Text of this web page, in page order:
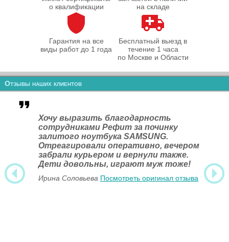
о квалификации
на складе
Гарантия на все
виды работ до 1 года
Бесплатный выезд в
течение 1 часа
по Москве и Области
Отзывы наших клиентов
Хочу выразить благодарность
сотрудниками Рефит за починку
залитого ноутбука SAMSUNG.
Отреагировали оперативно, вечером
забрали курьером и вернули также.
Дети довольны, играют муж тоже!
Ирина Соловьева Посмотреть оригинал отзыва